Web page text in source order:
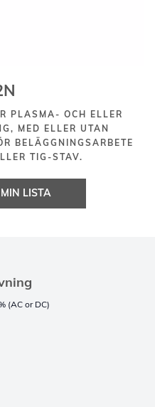
PLASMA- OCH ELLER
MED ELLER UTAN
BELÄGGNINGSARBETE
TIG-STAV.
LISTA
(AC or DC)